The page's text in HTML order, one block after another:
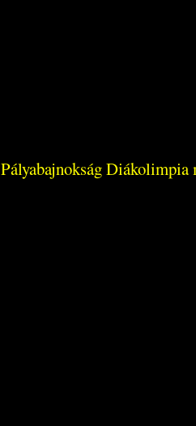
Diákolimpia